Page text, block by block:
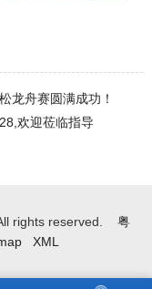
龙舟赛圆满成功！
欢迎莅临指导
rights reserved. 粤
XML